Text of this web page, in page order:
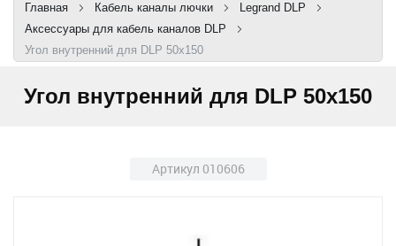
Главная Кабель каналы лючки
Legrand DLP
Аксессуары для кабель каналов DLP
Угол внутренний для DLP 50х150
Угол внутренний для DLP 50х150
Артикул 010606